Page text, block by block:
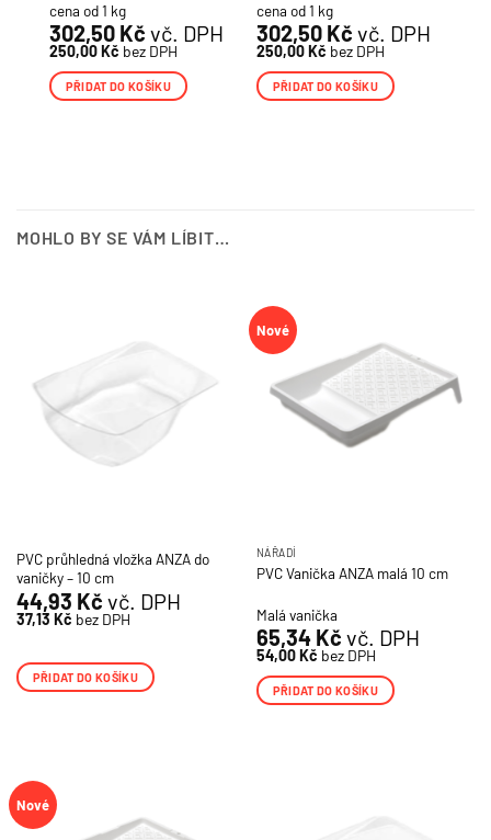
cena od 1 kg
302,50 Kč vč. DPH
250,00Kč bez DPH
PŘIDAT DO KOŠÍKU
cena od 1 kg
302,50 Kč vč. DPH
250,00Kč bez DPH
PŘIDAT DO KOŠÍKU
MOHLO BY SE VÁM LÍBIT…
PVC průhledná vložka ANZA do
vaničky – 10 cm
44,93 Kč vč. DPH
37,13 Kč bez DPH
PŘIDAT DO KOŠÍKU
Nové
NÁŘADÍ
PVC Vanička ANZA malá 10 cm
Malá vanička
65,34 Kč vč. DPH
54,00Kč bez DPH
PŘIDAT DO KOŠÍKU
Nové